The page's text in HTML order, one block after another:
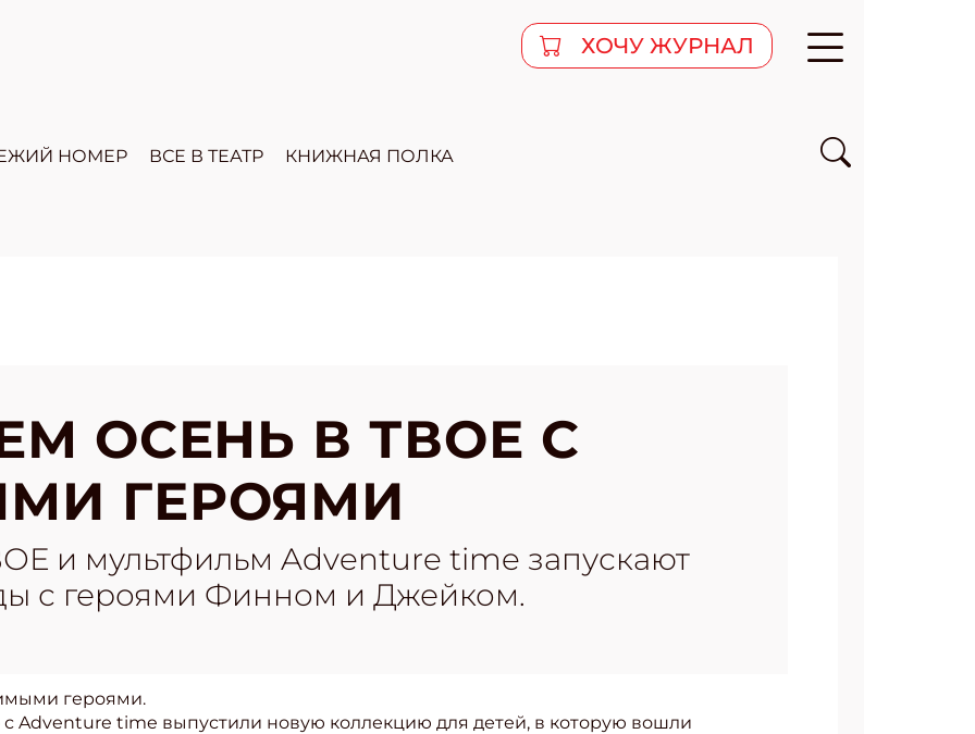
ХОЧУ ЖУРНАЛ
НОМЕР ВСЕ В ТЕАТР КНИЖНАЯ ПОЛКА
ОСЕНЬ В ТВОЕ С
ГЕРОЯМИ
и мультфильм Adventure time запускают
с героями Финном и Джейком.
героями.
Adventure time выпустили новую коллекцию для детей, в которую вошли